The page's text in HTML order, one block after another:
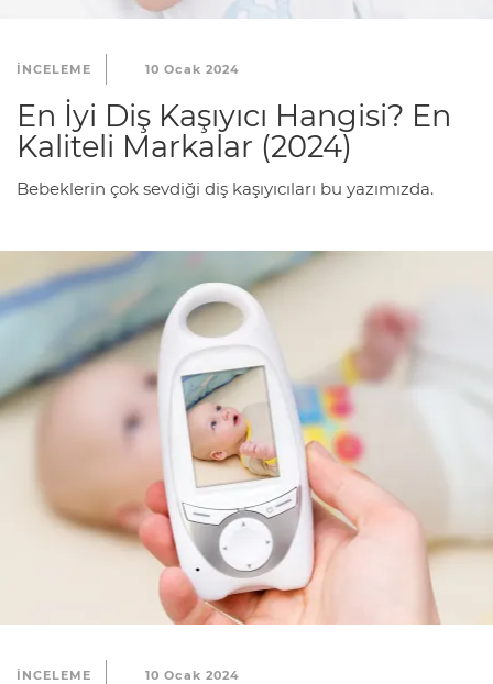
INCELEME 10 Ocak 2024
En İyi Diş Kaşıyıcı Hangisi? En
Kaliteli Markalar (2024)
Bebeklerin çok sevdiği diş kaşıyıcıları bu yazımızda.
INCELEME 10 Ocak 2024